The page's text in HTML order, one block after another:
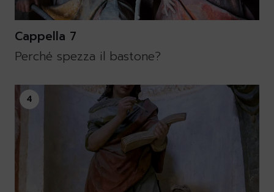
Cappella 7
Perché spezza il bastone?
4